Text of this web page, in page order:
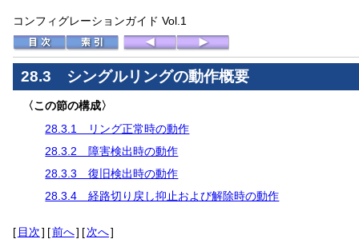
コンフィグレーションガイド Vol.1
28.3 シングルリングの動作概要
〈この節の構成〉
28.3.1 リング正常時の動作
28.3.2 障害検出時の動作
28.3.3 復旧検出時の動作
28.3.4 経路切り戻し抑止および解除時の動作
[ 目次] [前へ] [次へ]